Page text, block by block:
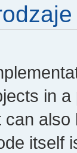
in
itself